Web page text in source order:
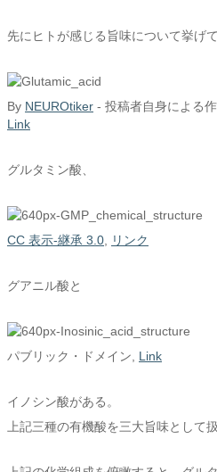
先にヒトが感じる旨味について挙げて
By NEUROtiker - 投稿者自身による
Link
グルタミン酸、
CC 表示-継承 3.0 リンク
グアニル酸と
パブリック・ドメイン, Link
イノシン酸がある。
上記三種の有機酸を三大旨味として扱